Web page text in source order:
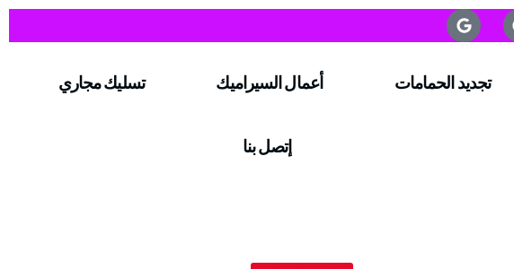
تجديد الحمامات أعمال السيراميك تسليك مجاري
إتصل بنا